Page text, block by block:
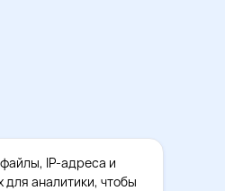
данных
IP-адреса и
для аналитики, чтобы